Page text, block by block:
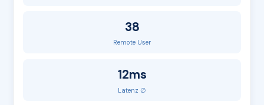
38
Remote User
12ms
Latenz ∅